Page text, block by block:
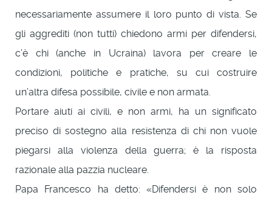
necessariamente assumere il loro punto di vista. Se
gli aggrediti (non tutti) chiedono armi per difendersi,
c’è chi (anche in Ucraina) lavora per creare le
condizioni, politiche e pratiche, su cui costruire
un’altra difesa possibile, civile e non armata.
Portare aiuti ai civili, e non armi, ha un significato
preciso di sostegno alla resistenza di chi non vuole
piegarsi alla violenza della guerra; è la risposta
razionale alla pazzia nucleare.
Papa Francesco ha detto: «Difendersi è non solo